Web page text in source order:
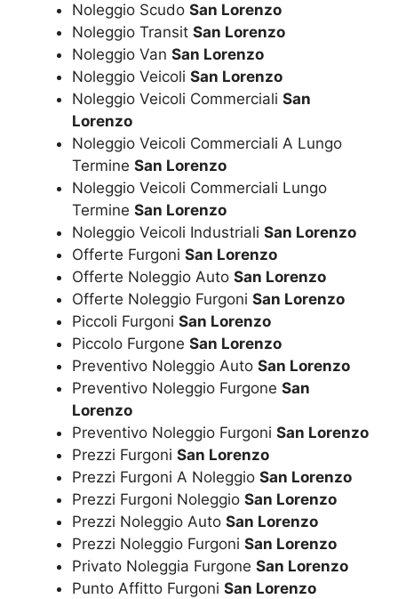
Noleggio Scudo San Lorenzo
Noleggio Transit San Lorenzo
Noleggio Van San Lorenzo
Noleggio Veicoli San Lorenzo
Noleggio Veicoli Commerciali San
Lorenzo
Noleggio Veicoli Commerciali A Lungo
Termine San Lorenzo
Noleggio Veicoli Commerciali Lungo
Termine San Lorenzo
Noleggio Veicoli Industriali San Lorenzo
Offerte Furgoni San Lorenzo
Offerte Noleggio Auto San Lorenzo
Offerte Noleggio Furgoni San Lorenzo
Piccoli Furgoni San Lorenzo
Piccolo Furgone San Lorenzo
Preventivo Noleggio Auto San Lorenzo
Preventivo Noleggio Furgone San
Lorenzo
Preventivo Noleggio Furgoni San Lorenzo
Prezzi Furgoni San Lorenzo
Prezzi Furgoni A Noleggio San Lorenzo
Prezzi Furgoni Noleggio San Lorenzo
Prezzi Noleggio Auto San Lorenzo
Prezzi Noleggio Furgoni San Lorenzo
Privato Noleggia Furgone San Lorenzo
Punto Affitto Furgoni San Lorenzo